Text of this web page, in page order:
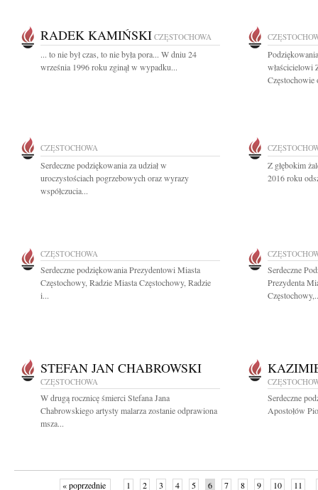
RADEK KAMIŃSKI CZĘSTOCHOWA
... to nie był czas, to nie była pora... W dniu 24
września 1996 roku zginął w wypadku...
właścicielowi
Częstochowie
CZĘSTOCHOWA
Serdeczne podziękowania za udział w
uroczystościach pogrzebowych oraz wyrazy
współczucia...
Z głębokim
2016 roku
CZĘSTOCHOWA
Serdeczne podziękowania Prezydentowi Miasta
Częstochowy, Radzie Miasta Częstochowy, Radzie
i...
Serdeczne
Prezydenta
STEFAN JAN CHABROWSKI
CZĘSTOCHOWA
W drugą rocznicę śmierci Stefana Jana
Chabrowskiego artysty malarza zostanie odprawiona
msza...
Serdeczne
Apostołów
« poprzednie 1 2 3 4 5 6 7 8 9 10 11